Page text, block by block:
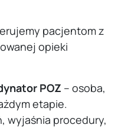
pacjentom z
opieki
POZ – osoba,
etapie.
wyjaśnia procedury,